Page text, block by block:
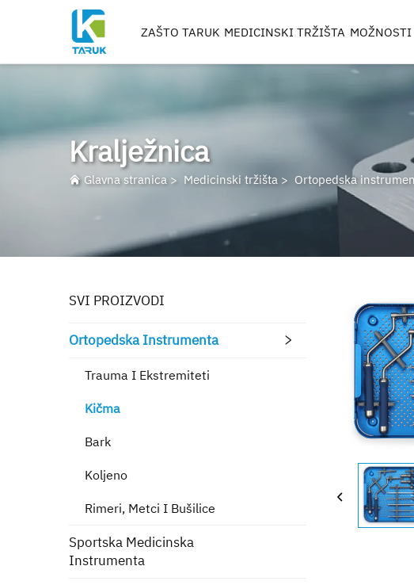
ZAŠTO TARUK MEDICINSKI TRŽIŠTA
ORTOPEDSKA INSTRUMENTA
KOLJENO
RIMERI, METCI I BUŠILICE
OBRAĐIVANJE IMPLANTATA
MOŽNOSTI
Kralježnica
Glavna stranica> Medicinski tržišta > Ortopedska
SVI PROIZVODI
Ortopedska Instrumenta
Trauma I Ekstremiteti
Kičma
Bark
Koljeno
Rimeri, Metci I Bušilice
Sportska Medicinska
Instrumenta